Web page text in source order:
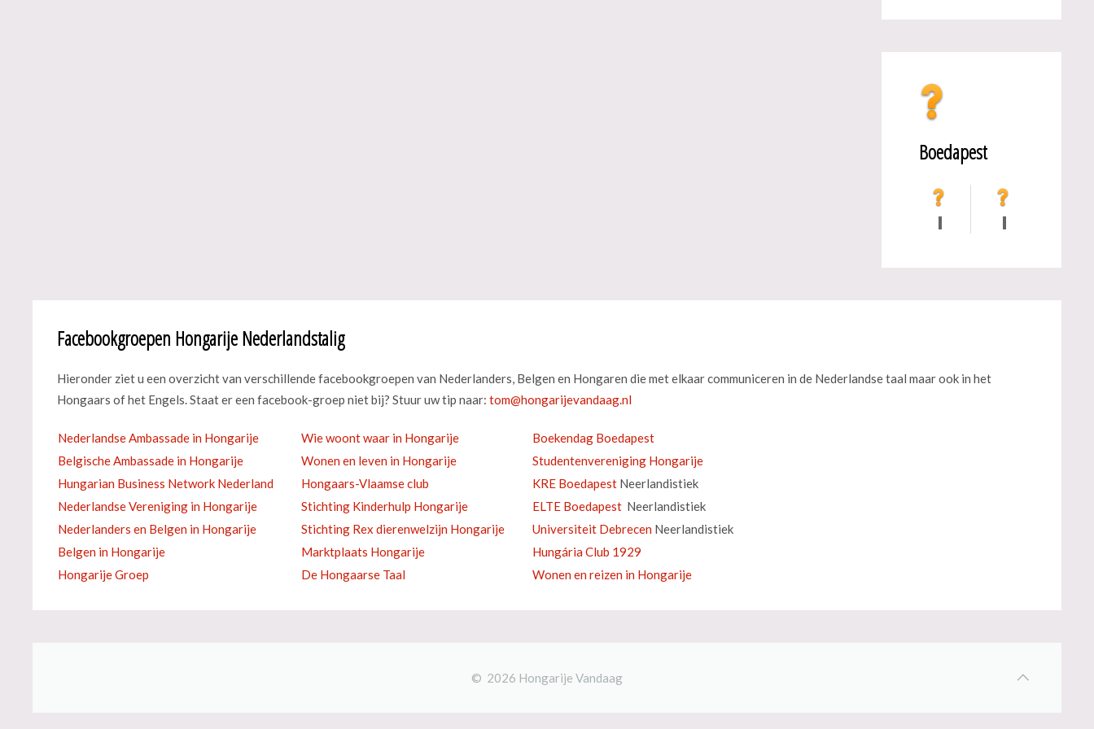
Boedapest
Facebookgroepen Hongarije Nederlandstalig
Hieronder ziet u een overzicht van verschillende facebookgroepen van Nederlanders, Belgen en Hongaren die met elkaar communiceren in de Nederlandse taal maar ook in het
Hongaars of het Engels. Staat er een facebook-groep niet bij? Stuur uw tip naar:
Nederlandse Ambassade in Hongarije Wie woont waar in Hongarije
Boekendag Boedapest
Belgische Ambassade in Hongarije
Wonen en leven in Hongarije
Studentenvereniging Hongarije
Hungarian Business Network Nederland
Hongaars-Vlaamse club KRE Boedapest Neerlandistiek
Nederlandse Vereniging in Hongarije
Stichting Kinderhulp Hongarije ELTE Boedapest Neerlandistiek
Nederlanders en Belgen in Hongarije
Stichting Rex dierenwelzijn Hongarije Universiteit Debrecen Neerlandistiek
Belgen in Hongarije
Marktplaats Hongarije
Hungária Club 1929
Hongarije Groep
De Hongaarse Taal Wonen en reizen in Hongarije
© 2026 Hongarije Vandaag